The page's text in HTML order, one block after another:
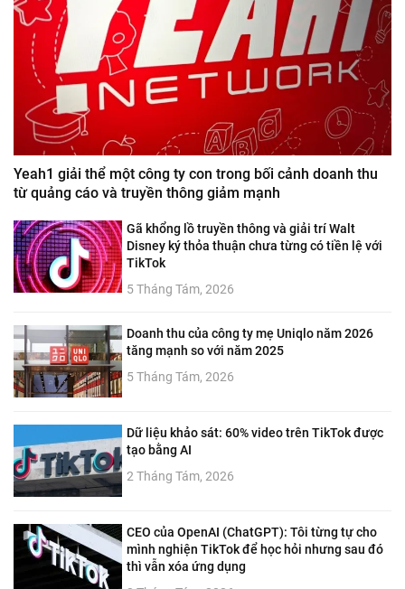
Yeah1 giải thể một công ty con trong bối cảnh doanh thu
từ quảng cáo và truyền thông giảm mạnh
Gã khổng lồ truyền thông và giải trí Walt
Disney ký thỏa thuận chưa từng có tiền lệ với
TikTok
5 Tháng Tám, 2026
Doanh thu của công ty mẹ Uniqlo năm 2026
tăng mạnh so với năm 2025
5 Tháng Tám, 2026
Dữ liệu khảo sát: 60% video trên TikTok được
tạo bằng AI
2 Tháng Tám, 2026
CEO của OpenAI (ChatGPT): Tôi từng tự cho
mình nghiện TikTok để học hỏi nhưng sau đó
thì vẫn xóa ứng dụng